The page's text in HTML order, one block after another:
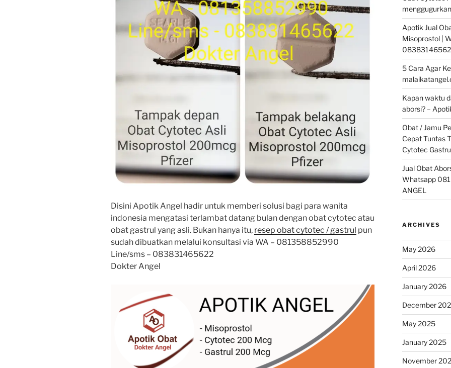
Disini Apotik Angel hadir untuk memberi solusi bagi para wanita
indonesia mengatasi terlambat datang bulan dengan obat cytotec atau
obat gastrul yang asli. Bukan hanya itu, resep obat cytotec / gastrul pun
sudah dibuatkan melalui konsultasi via WA – 081358852990
Line/sms – 083831465622
Dokter Angel
Apotik Jual
Misoprostol |
5 Cara Agar
Kapan waktu
aborsi? –
Obat / Jamu
Cepat Tuntas
Cytotec
Jual Obat
Whatsapp
ANGEL
ARCHIVES
May 2026
April 2026
January 2026
December
May 2025
January 2025
November